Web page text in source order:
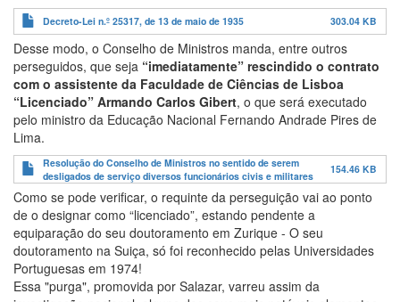
Decreto-Lei n.º 25317, de 13 de maio de 1935 303.04 KB
Desse modo, o Conselho de Ministros manda, entre outros
perseguidos, que seja “imediatamente” rescindido o contrato
com o assistente da Faculdade de Ciências de Lisboa
“Licenciado” Armando Carlos Gibert, o que será executado
pelo ministro da Educação Nacional Fernando Andrade Pires de
Lima.
Resolução do Conselho de Ministros no sentido de serem
desligados de serviço diversos funcionários civis e militares
154.46 KB
Como se pode verificar, o requinte da perseguição vai ao ponto
de o designar como “licenciado”, estando pendente a
equiparação do seu doutoramento em Zurique - O seu
doutoramento na Suiça, só foi reconhecido pelas Universidades
Portuguesas em 1974!
Essa "purga", promovida por Salazar, varreu assim da